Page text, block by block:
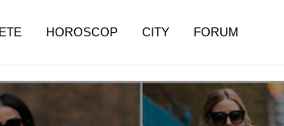
HOROSCOP CITY FORUM
pe măsură ce înaintezi în vârstă